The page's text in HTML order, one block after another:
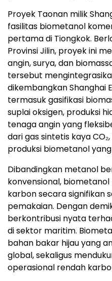
Proyek Taonan milik
fasilitas biometanol
pertama di Tiongkok.
Provinsi Jilin, proyek ini
angin, surya, dan
tersebut
dikembangkan Shanghai
termasuk gasifikasi
suplai oksigen, produksi
tenaga angin yang
dari gas sintetis kaya
produksi biometanol
Dibandingkan metanol
konvensional,
karbon secara signifikan
pemakaian. Dengan
berkontribusi nyata
di sektor maritim.
bahan bakar hijau yang
global, sekaligus
operasional rendah